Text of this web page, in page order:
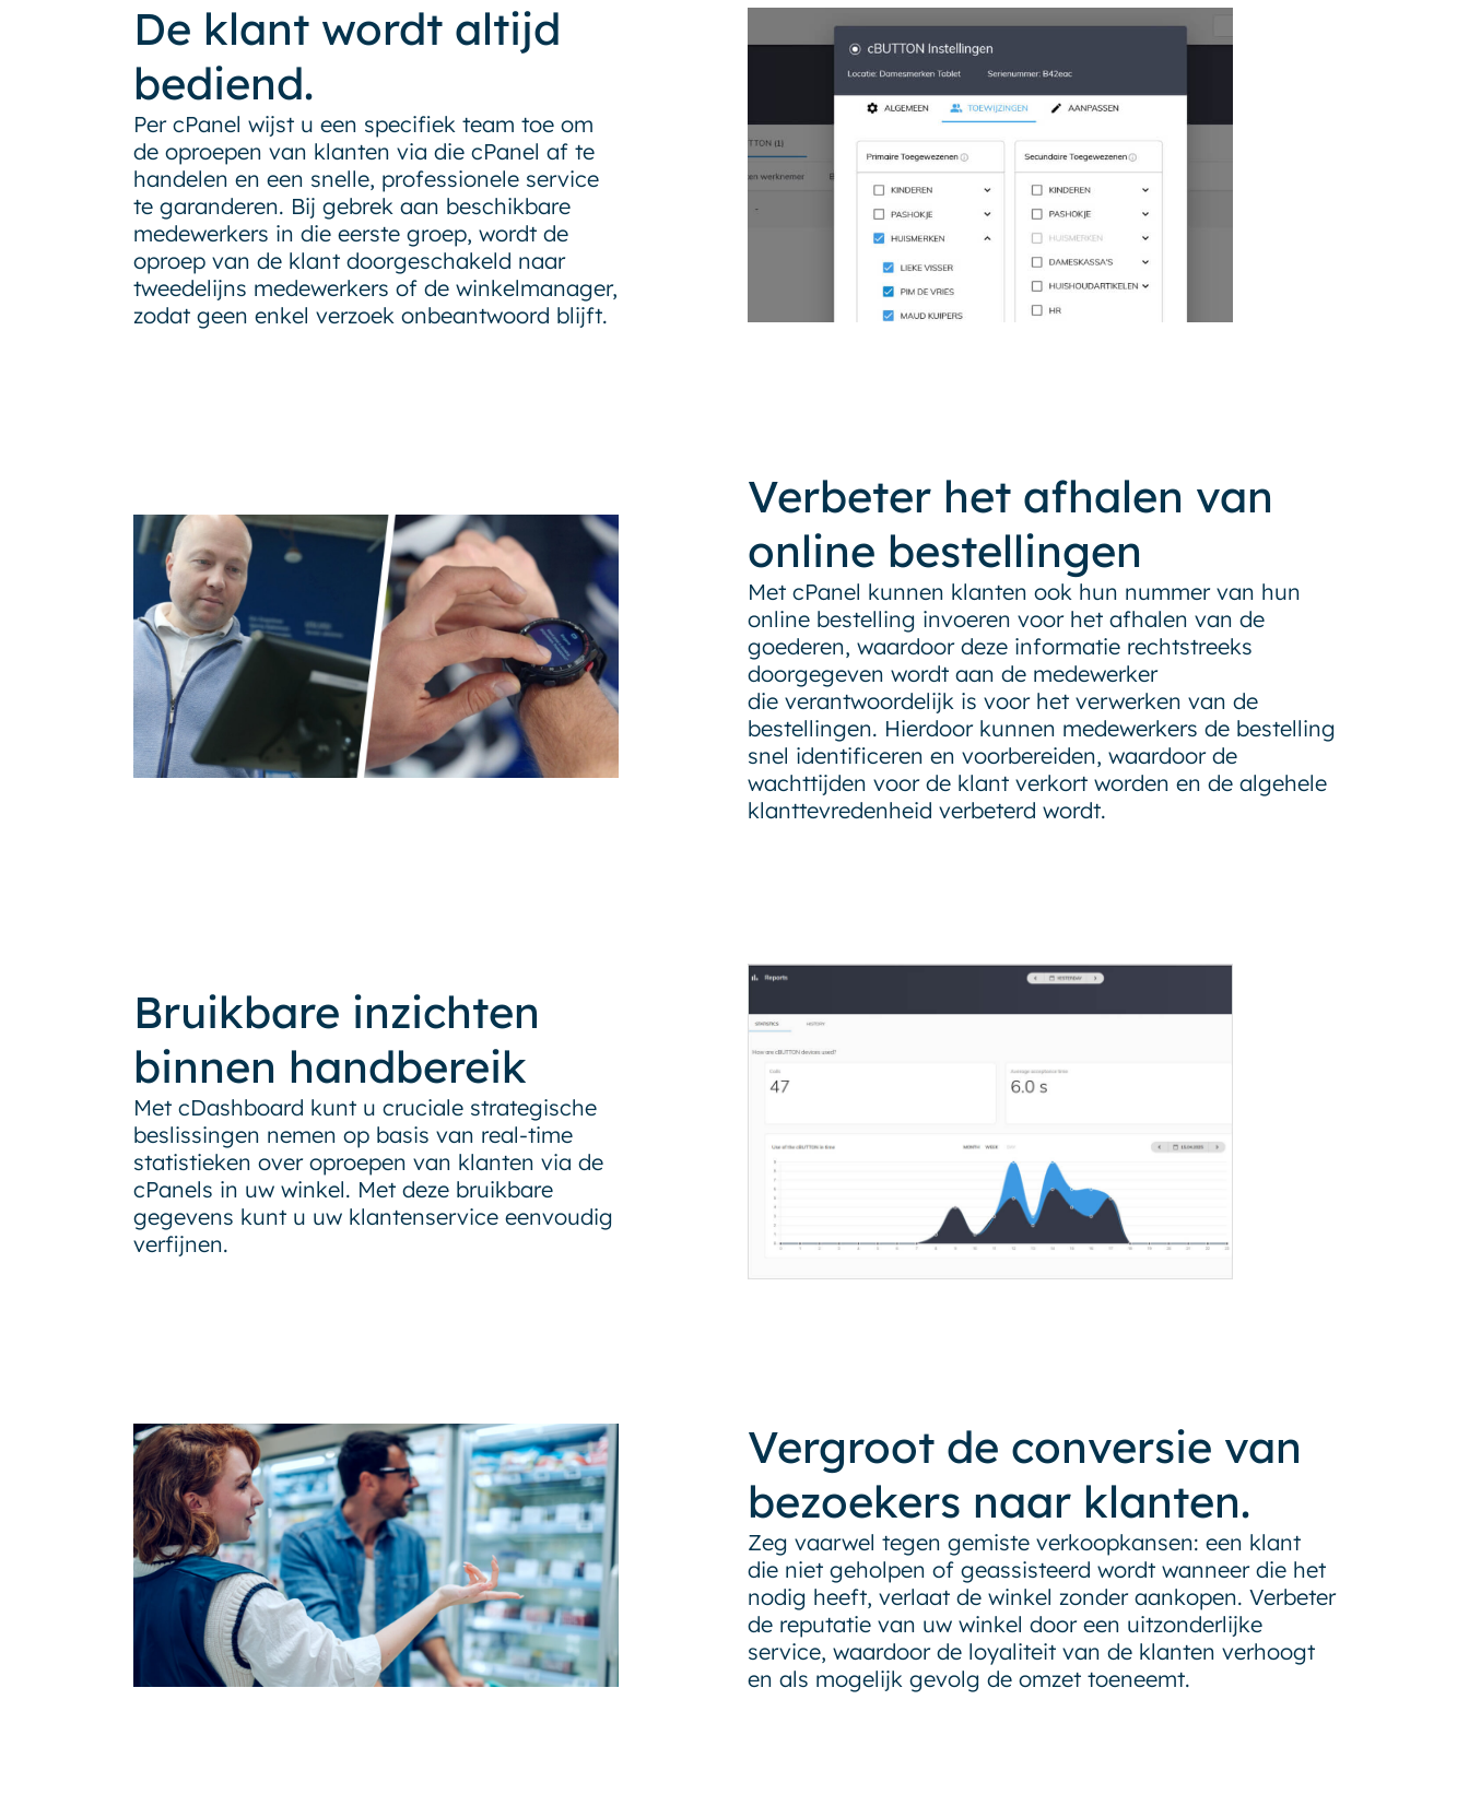
De klant wordt altijd
bediend.
Per cPanel wijst u een specifiek team toe om
de oproepen van klanten via die cPanel af ​​te
handelen en een snelle, professionele service
te garanderen. Bij gebrek aan beschikbare
medewerkers in die eerste groep, wordt de
oproep van de klant doorgeschakeld naar
tweedelijns medewerkers of de winkelmanager,
zodat geen enkel verzoek onbeantwoord blijft.
Verbeter het afhalen van
online bestellingen
Met cPanel kunnen klanten ook hun nummer van hun
online bestelling invoeren voor het afhalen van de
goederen, waardoor deze informatie rechtstreeks
doorgegeven wordt aan de medewerker
die verantwoordelijk is voor het verwerken van de
bestellingen. Hierdoor kunnen medewerkers de bestelling
snel identificeren en voorbereiden, waardoor de
wachttijden voor de klant verkort worden en de algehele
klanttevredenheid verbeterd wordt.
Bruikbare inzichten
binnen handbereik
Met cDashboard kunt u cruciale strategische
beslissingen nemen op basis van real-time
statistieken over oproepen van klanten via de
cPanels in uw winkel. Met deze bruikbare
gegevens kunt u uw klantenservice eenvoudig
verfijnen.
Vergroot de conversie van
bezoekers naar klanten.
Zeg vaarwel tegen gemiste verkoopkansen: een klant
die niet geholpen of geassisteerd wordt wanneer die het
nodig heeft, verlaat de winkel zonder aankopen. Verbeter
de reputatie van uw winkel door een uitzonderlijke
service, waardoor de loyaliteit van de klanten verhoogt
en als mogelijk gevolg de omzet toeneemt.